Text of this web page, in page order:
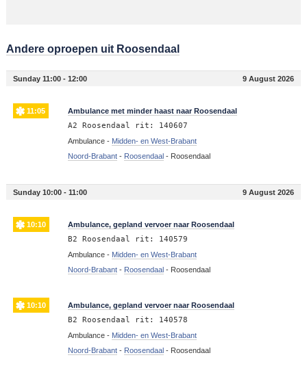
Andere oproepen uit Roosendaal
Sunday 11:00 - 12:00 9 August 2026
11:05 Ambulance met minder haast naar Roosendaal
A2 Roosendaal rit: 140607
Ambulance - Midden- en West-Brabant
Noord-Brabant- Roosendaal- Roosendaal
Sunday 10:00 - 11:00 9 August 2026
10:10 Ambulance, gepland vervoer naar Roosendaal
B2 Roosendaal rit: 140579
Ambulance - Midden- en West-Brabant
Noord-Brabant- Roosendaal- Roosendaal
10:10 Ambulance, gepland vervoer naar Roosendaal
B2 Roosendaal rit: 140578
Ambulance - Midden- en West-Brabant
Noord-Brabant- Roosendaal- Roosendaal